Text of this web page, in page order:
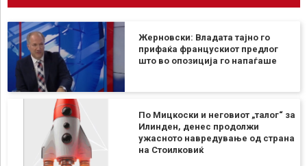
Жерновски: Владата тајно го
прифаќа францускиот предлог
што во опозиција го напаѓаше
По Мицкоски и неговиот „талог“ за
Илинден, денес продолжи
ужасното навредување од страна
на Стоилковиќ